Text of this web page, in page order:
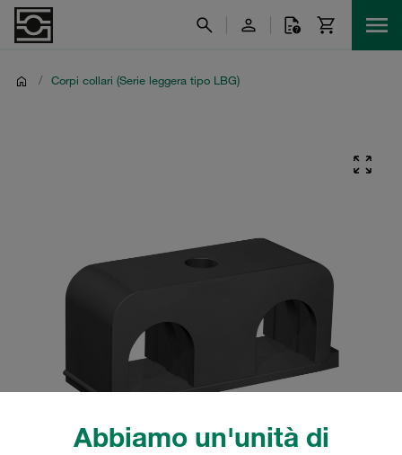
Abbiamo un'unità di
/ Corpi collari (Serie leggera tipo LBG)